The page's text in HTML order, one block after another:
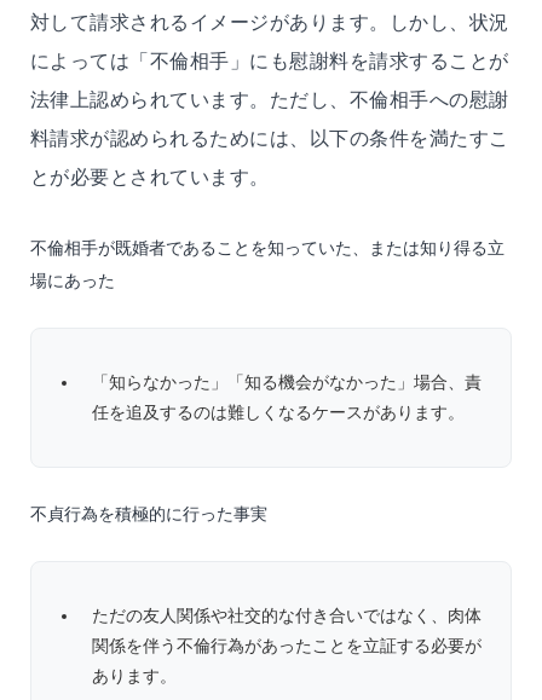
対して請求されるイメージがあります。しかし、状況
によっては「不倫相手」にも慰謝料を請求することが
法律上認められています。ただし、不倫相手への慰謝
料請求が認められるためには、以下の条件を満たすこ
とが必要とされています。
不倫相手が既婚者であることを知っていた、または知り得る立
場にあった
「知らなかった」「知る機会がなかった」場合、責
任を追及するのは難しくなるケースがあります。
不貞行為を積極的に行った事実
ただの友人関係や社交的な付き合いではなく、肉体
関係を伴う不倫行為があったことを立証する必要が
あります。